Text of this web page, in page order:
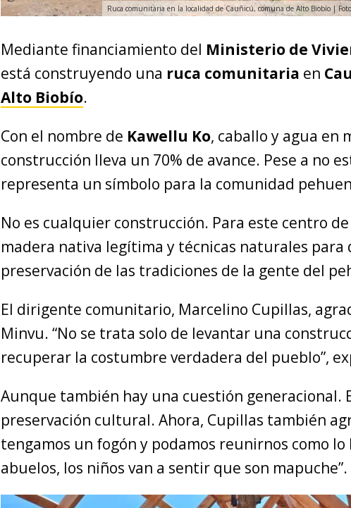
Ruca comunitaria en la localidad de Cauñicú, comuna de Alto Biobío |
Mediante financiamiento del Ministerio de
está construyendo una ruca comunitaria en
Alto Biobío.
Con el nombre de Kawellu Ko, caballo y agua en
construcción lleva un 70% de avance. Pese a no
representa un símbolo para la comunidad
No es cualquier construcción. Para este centro
madera nativa legítima y técnicas naturales para
preservación de las tradiciones de la gente del
El dirigente comunitario, Marcelino Cupillas,
Minvu. “No se trata solo de levantar una
recuperar la costumbre verdadera del pueblo”,
Aunque también hay una cuestión generacional.
preservación cultural. Ahora, Cupillas también
tengamos un fogón y podamos reunirnos como
abuelos, los niños van a sentir que son mapuche”.